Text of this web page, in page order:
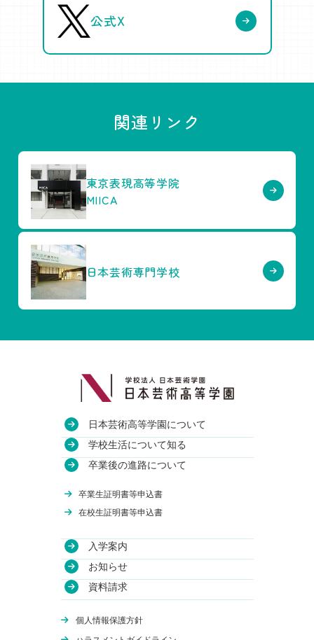
公式X
関連リンク
東京表現高等学院
MIICA
日本芸術専門学校
日本芸術高等学園について
教育方針
沿革
関連校
学校生活について知る
授業・校舎について
年間行事について
卒業後の進路について
卒業生証明書等申込書
在校生証明書等申込書
入学案内
学費について
WEB出願
体験授業
オンライン学校説明会
お知らせ
資料請求
個人情報保護方針